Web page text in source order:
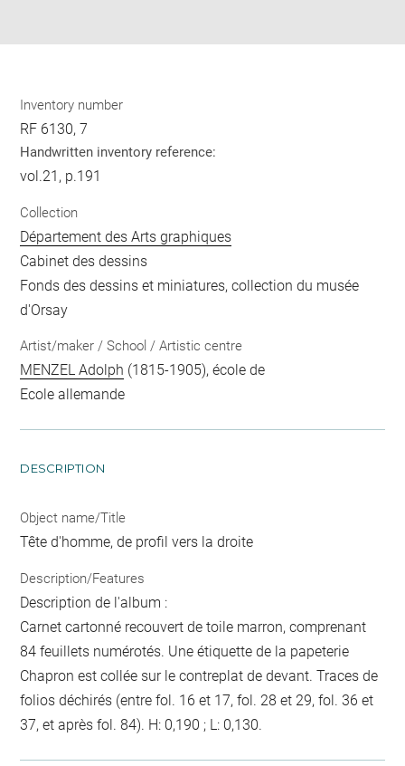
Inventory number
RF 6130, 7
Handwritten inventory reference:
vol.21, p.191
Collection
Département des Arts graphiques
Cabinet des dessins
Fonds des dessins et miniatures, collection du musée
d'Orsay
Artist/maker / School / Artistic centre
MENZEL Adolph (1815-1905), école de
Ecole allemande
DESCRIPTION
Object name/Title
Tête d'homme, de profil vers la droite
Description/Features
Description de l'album :
Carnet cartonné recouvert de toile marron, comprenant
84 feuillets numérotés. Une étiquette de la papeterie
Chapron est collée sur le contreplat de devant. Traces de
folios déchirés (entre fol. 16 et 17, fol. 28 et 29, fol. 36 et
37, et après fol. 84). H: 0,190 ; L: 0,130.